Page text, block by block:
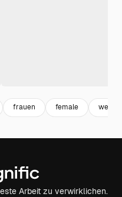
frauen female
Arbeit zu verwirklichen.